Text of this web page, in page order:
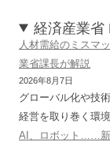
経済産業省
人材需給のミスマ
業省課長が解説
2026年8月7日
グローバル化や技
経営を取り巻く環
AI、ロボット……新